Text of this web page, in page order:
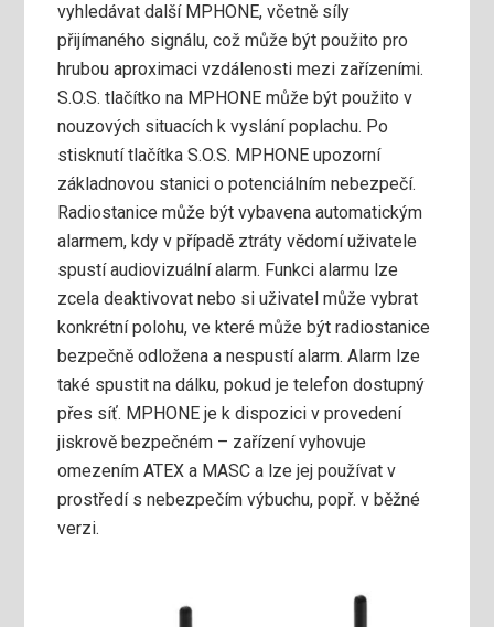
vyhledávat další MPHONE, včetně síly
přijímaného signálu, což může být použito pro
hrubou aproximaci vzdálenosti mezi zařízeními.
S.O.S. tlačítko na MPHONE může být použito v
nouzových situacích k vyslání poplachu. Po
stisknutí tlačítka S.O.S. MPHONE upozorní
základnovou stanici o potenciálním nebezpečí.
Radiostanice může být vybavena automatickým
alarmem, kdy v případě ztráty vědomí uživatele
spustí audiovizuální alarm. Funkci alarmu lze
zcela deaktivovat nebo si uživatel může vybrat
konkrétní polohu, ve které může být radiostanice
bezpečně odložena a nespustí alarm. Alarm lze
také spustit na dálku, pokud je telefon dostupný
přes síť. MPHONE je k dispozici v provedení
jiskrově bezpečném – zařízení vyhovuje
omezením ATEX a MASC a lze jej používat v
prostředí s nebezpečím výbuchu, popř. v běžné
verzi.